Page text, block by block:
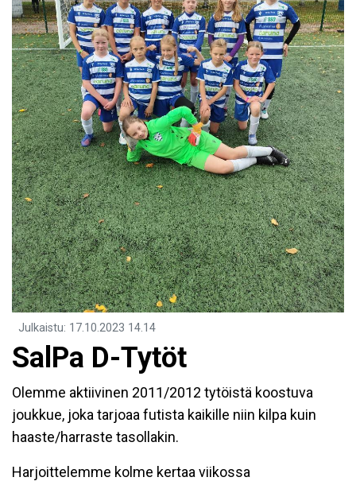
Julkaistu: 17.10.2023 14.14
SalPa D-Tytöt
Olemme aktiivinen 2011/2012 tytöistä koostuva
joukkue, joka tarjoaa futista kaikille niin kilpa kuin
haaste/harraste tasollakin.
Harjoittelemme kolme kertaa viikossa